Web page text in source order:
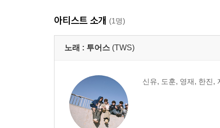
아티스트 소개 (1명)
노래 : 투어스 (TWS)
신유, 도훈, 영재, 한진,